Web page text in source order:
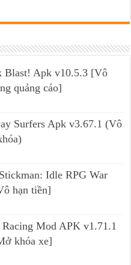
Blast! Apk v10.5.3 [Vô
quảng cáo]
Surfers Apk v3.67.1 (Vô
Idle RPG War
hạn tiền]
Mod APK v1.71.1
khóa xe]